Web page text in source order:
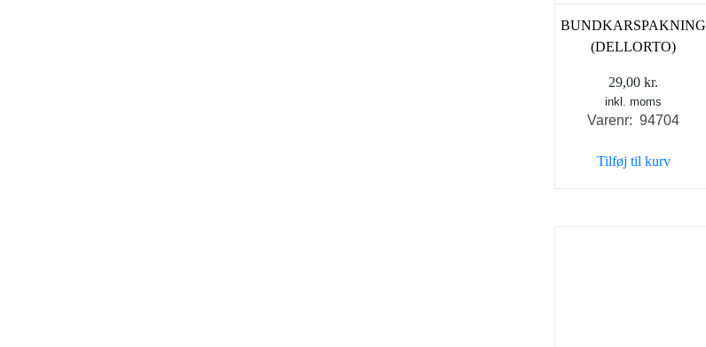
BUNDKARSPAKNING
(DELLORTO)
29,00kr.
inkl. moms
Varenr: 94704
Tilføj til kurv